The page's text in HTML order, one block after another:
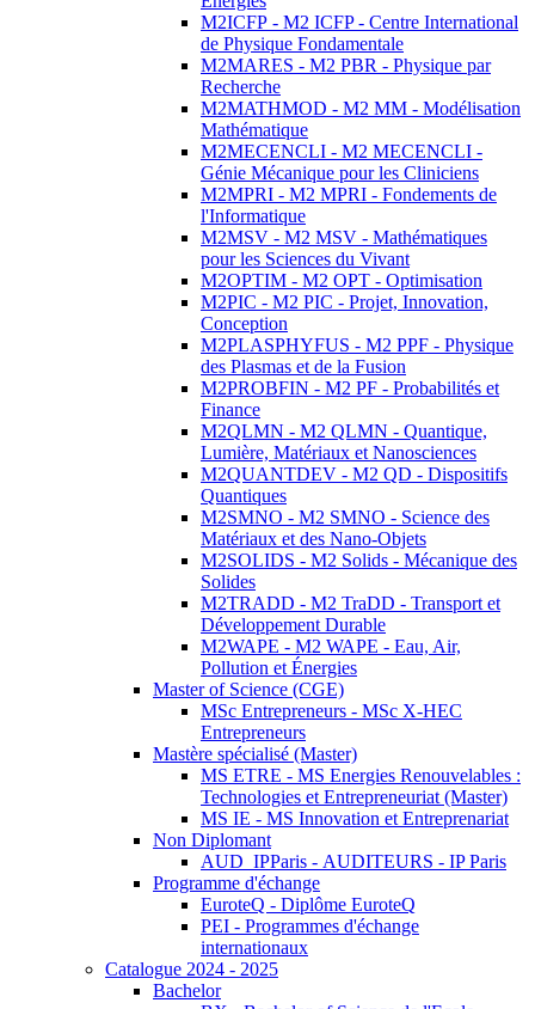
M2ICFP - M2 ICFP - Centre International
de Physique Fondamentale
M2MARES - M2 PBR - Physique par
Recherche
M2MATHMOD - M2 MM - Modélisation
Mathématique
M2MECENCLI - M2 MECENCLI -
Génie Mécanique pour les Cliniciens
M2MPRI - M2 MPRI - Fondements de
l'Informatique
M2MSV - M2 MSV - Mathématiques
pour les Sciences du Vivant
M2OPTIM - M2 OPT - Optimisation
M2PIC - M2 PIC - Projet, Innovation,
Conception
M2PLASPHYFUS - M2 PPF - Physique
des Plasmas et de la Fusion
M2PROBFIN - M2 PF - Probabilités et
Finance
M2QLMN - M2 QLMN - Quantique,
Lumière, Matériaux et Nanosciences
M2QUANTDEV - M2 QD - Dispositifs
Quantiques
M2SMNO - M2 SMNO - Science des
Matériaux et des Nano-Objets
M2SOLIDS - M2 Solids - Mécanique des
Solides
M2TRADD - M2 TraDD - Transport et
Développement Durable
M2WAPE - M2 WAPE - Eau, Air,
Pollution et Énergies
Master of Science (CGE)
MSc Entrepreneurs - MSc X-HEC
Entrepreneurs
Mastère spécialisé (Master)
MS ETRE - MS Energies Renouvelables :
Technologies et Entrepreneuriat (Master)
MS IE - MS Innovation et Entreprenariat
Non Diplomant
AUD_IPParis - AUDITEURS - IP Paris
Programme d'échange
EuroteQ - Diplôme EuroteQ
PEI - Programmes d'échange
internationaux
Catalogue 2024 - 2025
Bachelor